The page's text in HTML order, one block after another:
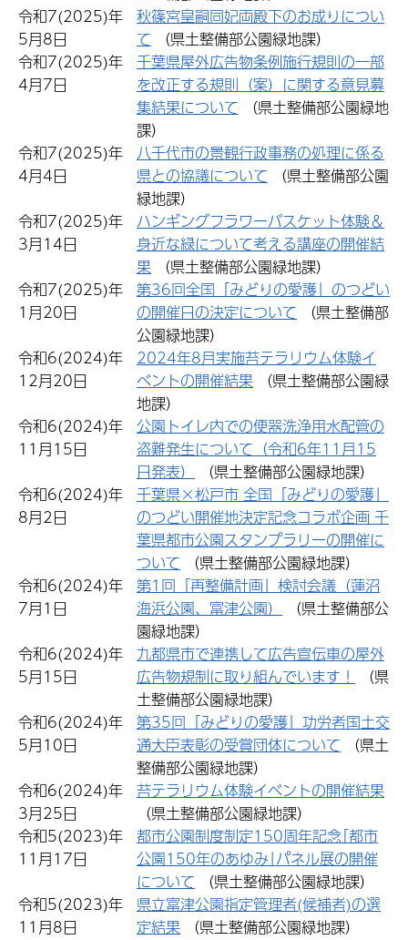
令和7(2025)年
5月8日
秋篠宮皇嗣同妃両殿下のお成りについ
て
（県土整備部公園緑地課）
令和7(2025)年
4月7日
千葉県屋外広告物条例施行規則の一部
を改正する規則（案）に関する意見募
集結果について
課）
令和7(2025)年
4月4日
八千代市の景観行政事務の処理に係る
県との協議について
緑地課）
令和7(2025)年
3月14日
ハンギングフラワーバスケット体験＆
身近な緑について考える講座の開催結
果
（県土整備部公園緑地課）
令和7(2025)年
1月20日
第36回全国「みどりの愛護」のつどい
の開催日の決定について
公園緑地課）
令和6(2024)年
12月20日
2024年8月実施苔テラリウム体験イ
ベントの開催結果
地課）
令和6(2024)年
11月15日
公園トイレ内での便器洗浄用水配管の
盗難発生について（令和6年11月15
日発表）
（県土整備部公園緑地課）
令和6(2024)年
8月2日
千葉県×松戸市 全国「みどりの愛護」
のつどい開催地決定記念コラボ企画 千
葉県都市公園スタンプラリーの開催に
ついて
（県土整備部公園緑地課）
令和6(2024)年
7月1日
第1回「再整備計画」検討会議（蓮沼
海浜公園、富津公園）
園緑地課）
令和6(2024)年
5月15日
九都県市で連携して広告宣伝車の屋外
広告物規制に取り組んでいます！
土整備部公園緑地課）
令和6(2024)年
5月10日
第35回「みどりの愛護」功労者国土交
通大臣表彰の受賞団体について
整備部公園緑地課）
令和6(2024)年
3月25日
苔テラリウム体験イベントの開催結果
（県土整備部公園緑地課）
令和5(2023)年
11月17日
都市公園制度制定150周年記念｢都市
公園150年のあゆみ｣パネル展の開催
について
（県土整備部公園緑地課）
令和5(2023)年
11月8日
県立富津公園指定管理者(候補者)の選
定結果
（県土整備部公園緑地課）